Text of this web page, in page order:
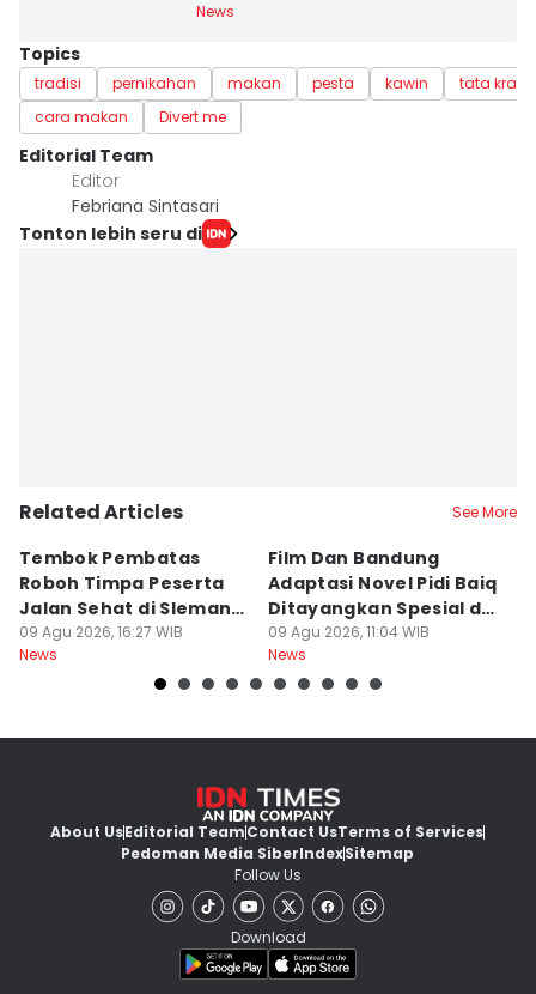
News
Topics
tradisi pernikahan makan pesta kawin
tata
cara makan
Divert me
Editorial Team
Editor
Febriana Sintasari
Tonton lebih seru di
Related Articles See More
Tembok Pembatas
Roboh Timpa Peserta
Jalan Sehat di Sleman,
10 Orang Luka
09 Agu 2026, 16:27 WIB
News
Film Dan Bandung
Adaptasi Novel Pidi Baiq
Ditayangkan Spesial di
Jogja
09 Agu 2026, 11:04 WIB
News
About UsEditorial TeamContact UsTerms of Services
Pedoman Media SiberIndexSitemap
Follow Us
Download